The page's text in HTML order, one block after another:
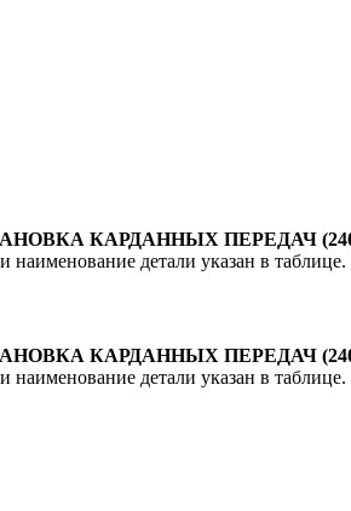
КАРДАННЫХ ПЕРЕДАЧ
детали указан в
КАРДАННЫХ ПЕРЕДАЧ
детали указан в